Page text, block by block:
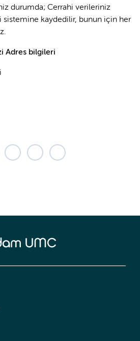
durumda; Cerrahi verileriniz
sistemine kaydedilir, bunun için her
Adres bilgileri